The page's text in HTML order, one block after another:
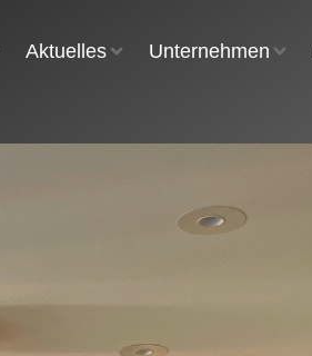
Aktuelles Unternehmen